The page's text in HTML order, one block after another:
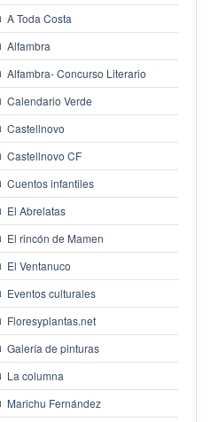
A Toda Costa
Alfambra
Alfambra- Concurso Literario
Calendario Verde
Castellnovo
Castellnovo CF
Cuentos infantiles
El Abrelatas
El rincón de Mamen
El Ventanuco
Eventos culturales
Floresyplantas.net
Galería de pinturas
La columna
Marichu Fernández